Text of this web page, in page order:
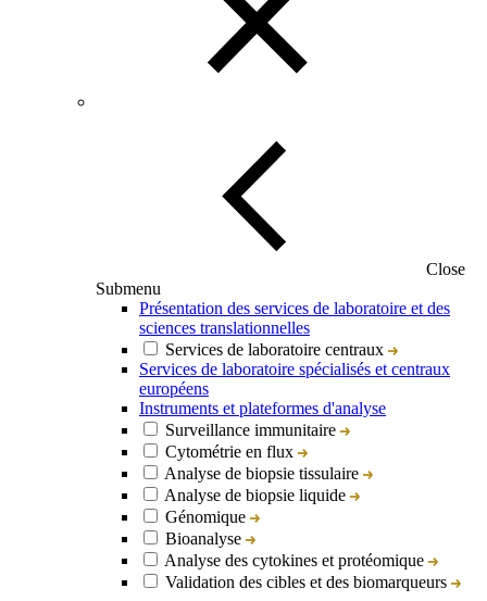
Close
Submenu
Présentation des services de laboratoire et des
sciences translationnelles
Services de laboratoire centraux
Services de laboratoire spécialisés et centraux
européens
Instruments et plateformes d'analyse
Surveillance immunitaire
Cytométrie en flux
Analyse de biopsie tissulaire
Analyse de biopsie liquide
Génomique
Bioanalyse
Analyse des cytokines et protéomique
Validation des cibles et des biomarqueurs